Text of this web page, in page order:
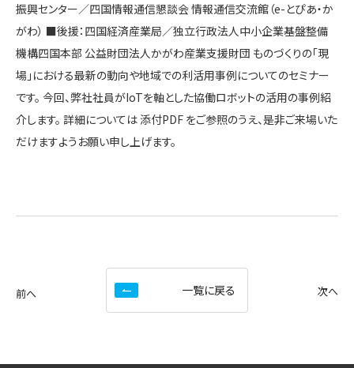
振興センター／四国情報通信懇談会 情報通信交流館（e-とぴあ・か
がわ） ■後援：四国経済産業局／独⽴⾏政法人中⼩企業基盤整備
機構四国本部 公益財団法人かがわ産業支援財団 ものづくりの「現
場」における最新の動向や地域での利活⽤事例についてのセミナー
です。 今回、弊社社員がIoTを軸とした協働ロボットの活⽤の事例紹
介します。 詳細については 添付PDF をご参照のうえ、是非ご来場いた
だけますようお願い申し上げます。
前へ 一覧に戻る 次へ